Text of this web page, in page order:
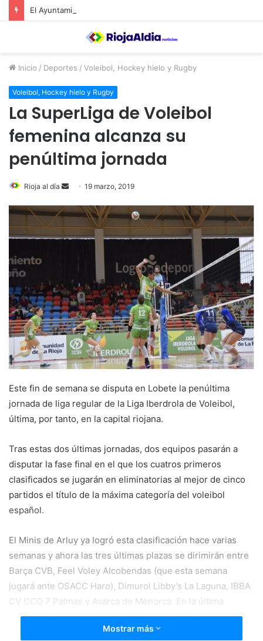
Inicio / Deportes / Voleibol, Hockey hielo y Rugby
Voleibol, Hockey hielo y Rugby
La SuperLiga de Voleibol
femenina alcanza su
penúltima jornada
Rioja al día
n
d
m
a
i
l
19 marzo, 2019
Este fin de semana se disputa en Lobete la penúltima
jornada de liga regular de la Liga Iberdrola de Voleibol,
última, por tanto, en la capital riojana.
Tras estas dos últimas jornadas, dos equipos pasarán a
disputar la fase final en el que los cuatros primeros
clasificados se jugarán en eliminatorias al mejor de cinco
partidos el título de la máxima categoría del voleibol
español.
El Minis de Arluy ya logró esta clasificación hace varias
semanas y ahora las tres últimas plazas se dirimirán entre
Barça CVB, Feel Voley Alcobendas (que esta semana
jugará ante OSACC Haro), Dimurol Libby’s La Laguna, IBBA
CV CCO 7 Palmas y Avarca de Menorca. En la última
jornada el Barça CVB se enfrentará al OSACC Haro y el
Dimurol Libby’s La Laguna al Minis de Arluy.
Mostrar más